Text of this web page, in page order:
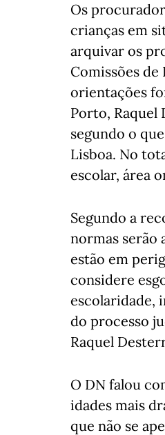
Os
crianças em
arquivar os
Comissões de
orientações
Porto, Raquel
segundo o
Lisboa. No
escolar, área
Segundo a
normas serão
estão em
considere
escolaridade,
do processo
Raquel
O DN falou
idades mais
que não se